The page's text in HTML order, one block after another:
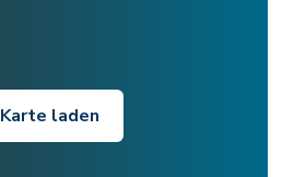
Karte laden